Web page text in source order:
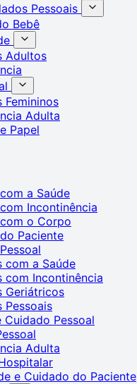
Pessoais
Bebê
Adultos
Femininos
Adulta
Papel
a Saúde
Incontinência
o Corpo
Paciente
com a Saúde
com Incontinência
Geriátricos
Pessoais
Cuidado Pessoal
Adulta
e Cuidado do Paciente